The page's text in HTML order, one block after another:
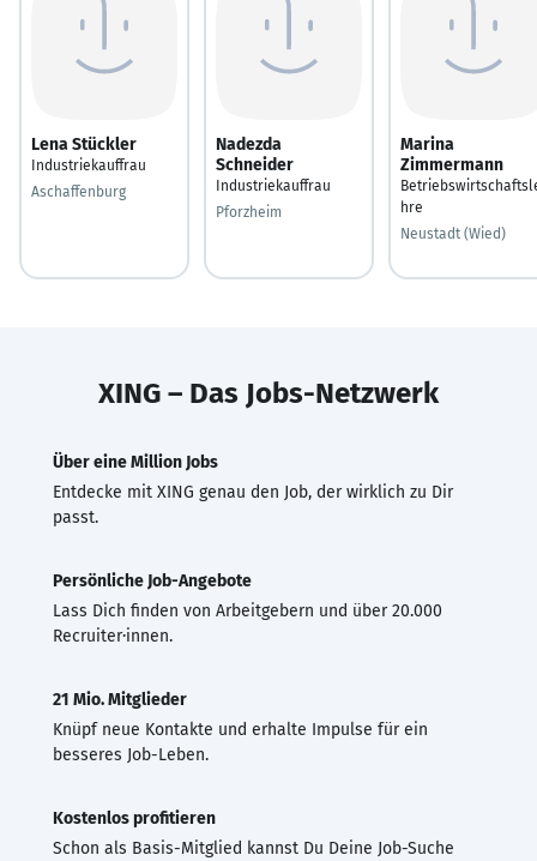
Lena Stückler
Industriekauffrau
Aschaffenburg
Nadezda
Schneider
Industriekauffrau
Pforzheim
Marina
Zimmermann
hre
Neustadt (Wied)
XING – Das Jobs-Netzwerk
Über eine Million Jobs
Entdecke mit XING genau den Job, der wirklich zu Dir
passt.
Persönliche Job-Angebote
Lass Dich finden von Arbeitgebern und über 20.000
Recruiter·innen.
21 Mio. Mitglieder
Knüpf neue Kontakte und erhalte Impulse für ein
besseres Job-Leben.
Kostenlos profitieren
Schon als Basis-Mitglied kannst Du Deine Job-Suche